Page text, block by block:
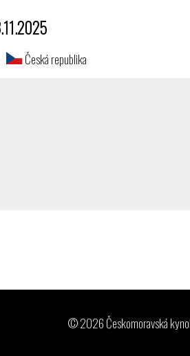
Česká republika
© 2026 Českomoravská